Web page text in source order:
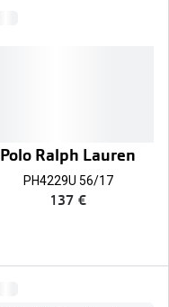
Polo Ralph Lauren
PH4229U 56/17
137 €